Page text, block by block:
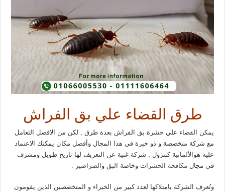
طرق القضاء علي بق الفراش
يمكن القضاء علي حشرة بق الفراش بعدة طرق , لكن من الافضل التعامل
مع شركة متخصصة و ذو خبرة في هذا المجال وأفضل مكان يمكنك الاعتماد
عليه هوالألمانية كنترول , شركة غنية عن التعريف لها تاريخ طويل ومشرف
في مجال مكافحة الحشرات وخاصة البق و الصراصير .
وتُعرف الشركة بامتلاكها لعدد كبير من الخبراء و المتخصصين الذين يقومون